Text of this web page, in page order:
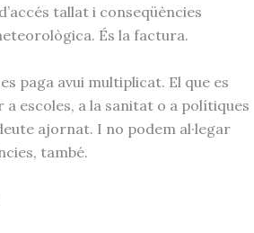
tallat i conseqüències
És la factura.
paga avui multiplicat. El que es
a escoles, a la sanitat o a polítiques
ajornat. I no podem al·legar
també.